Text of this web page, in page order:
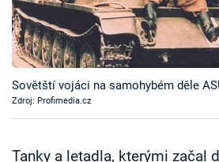
Časopis
Sledujte prima+
Sovětští vojáci na samohybém děle
Zdroj: Profimedia.cz
Tanky a letadla, kterými začal